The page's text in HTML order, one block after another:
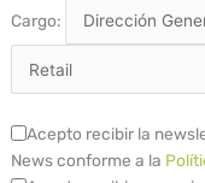
Cargo:
Acepto recibir la
News conforme a la